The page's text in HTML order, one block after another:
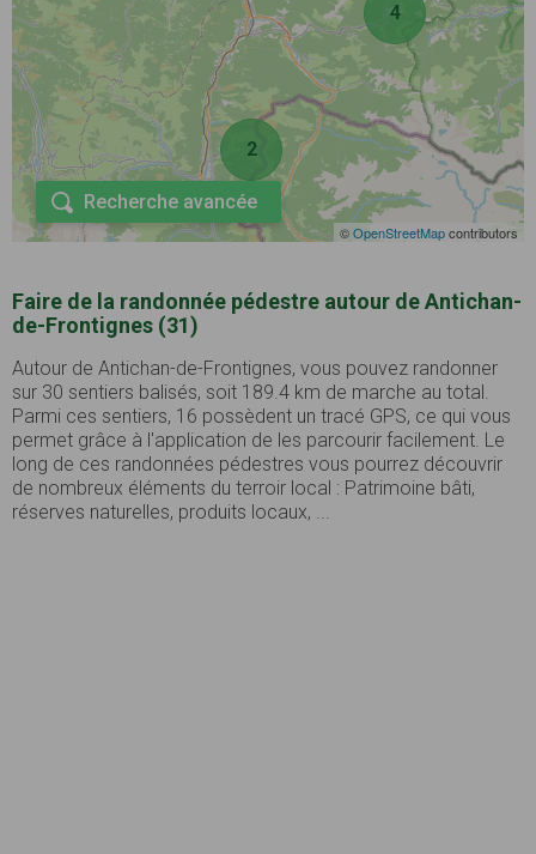
2
4
©OpenStreetMapcontributors
Recherche avancée
Faire de la randonnée pédestre autour de Antichan-
de-Frontignes (31)
Autour de Antichan-de-Frontignes, vous pouvez randonner
sur 30 sentiers balisés, soit 189.4 km de marche au total.
Parmi ces sentiers, 16 possèdent un tracé GPS, ce qui vous
permet grâce à l'application de les parcourir facilement. Le
long de ces randonnées pédestres vous pourrez découvrir
de nombreux éléments du terroir local : Patrimoine bâti,
réserves naturelles, produits locaux, ...